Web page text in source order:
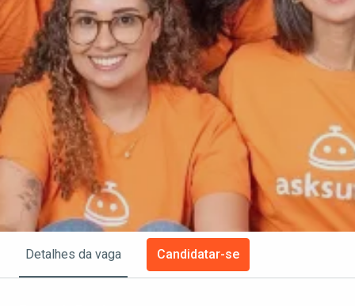
Detalhes da vaga Candidatar-se